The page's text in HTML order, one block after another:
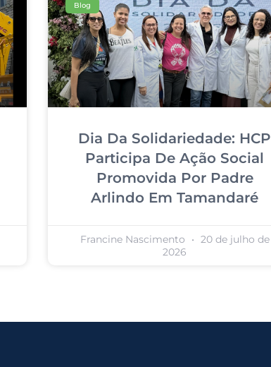
Blog
Dia Da Solidariedade: HCP
Participa De Ação Social
Promovida Por Padre
Arlindo Em Tamandaré
Francine Nascimento
20 de julho de
2026